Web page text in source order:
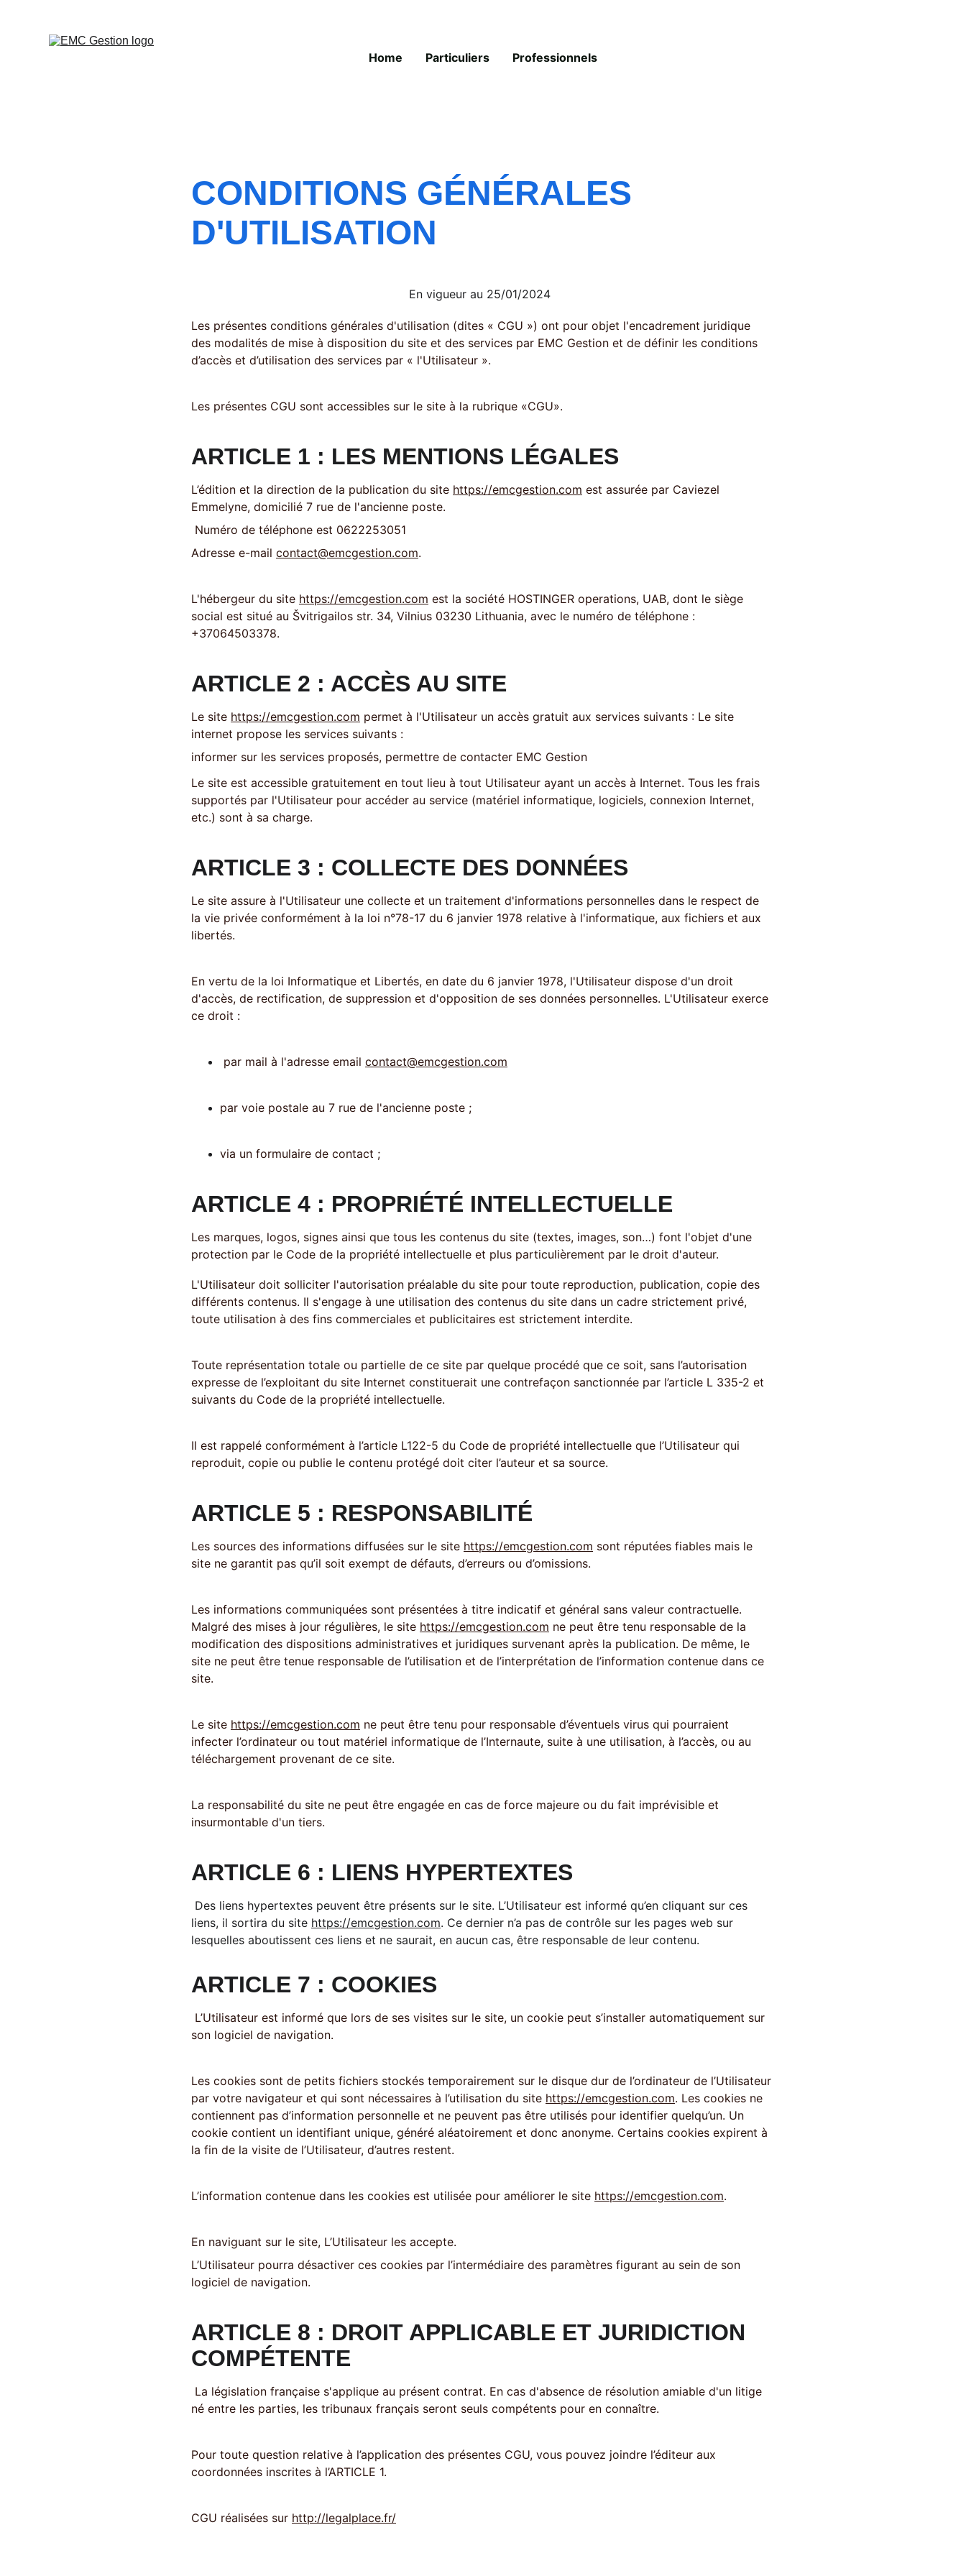
Home Particuliers Professionnels
CONDITIONS GÉNÉRALES
D'UTILISATION
Les présentes conditions générales d'utilisation (dites « CGU ») ont pour objet l'encadrement juridique
des modalités de mise à disposition du site et des services par EMC Gestion et de définir les conditions
d’accès et d’utilisation des services par « l'Utilisateur ».
Les présentes CGU sont accessibles sur le site à la rubrique «CGU».
ARTICLE 1 : LES MENTIONS LÉGALES
L’édition et la direction de la publication du site https://emcgestion.com est assurée par Caviezel
Emmelyne, domicilié 7 rue de l'ancienne poste.
Numéro de téléphone est 0622253051
Adresse e-mail contact@emcgestion.com.
L'hébergeur du site https://emcgestion.com est la société HOSTINGER operations, UAB, dont le siège
social est situé au Švitrigailos str. 34, Vilnius 03230 Lithuania, avec le numéro de téléphone :
+37064503378.
ARTICLE 2 : ACCÈS AU SITE
Le site https://emcgestion.com permet à l'Utilisateur un accès gratuit aux services suivants : Le site
internet propose les services suivants :
informer sur les services proposés, permettre de contacter EMC Gestion
Le site est accessible gratuitement en tout lieu à tout Utilisateur ayant un accès à Internet. Tous les frais
supportés par l'Utilisateur pour accéder au service (matériel informatique, logiciels, connexion Internet,
etc.) sont à sa charge.
ARTICLE 3 : COLLECTE DES DONNÉES
Le site assure à l'Utilisateur une collecte et un traitement d'informations personnelles dans le respect de
la vie privée conformément à la loi n°78-17 du 6 janvier 1978 relative à l'informatique, aux fichiers et aux
libertés.
En vertu de la loi Informatique et Libertés, en date du 6 janvier 1978, l'Utilisateur dispose d'un droit
d'accès, de rectification, de suppression et d'opposition de ses données personnelles. L'Utilisateur exerce
ce droit :
par mail à l'adresse email contact@emcgestion.com
par voie postale au 7 rue de l'ancienne poste ;
via un formulaire de contact ;
ARTICLE 4 : PROPRIÉTÉ INTELLECTUELLE
Les marques, logos, signes ainsi que tous les contenus du site (textes, images, son…) font l'objet d'une
protection par le Code de la propriété intellectuelle et plus particulièrement par le droit d'auteur.
L'Utilisateur doit solliciter l'autorisation préalable du site pour toute reproduction, publication, copie des
différents contenus. Il s'engage à une utilisation des contenus du site dans un cadre strictement privé,
toute utilisation à des fins commerciales et publicitaires est strictement interdite.
Toute représentation totale ou partielle de ce site par quelque procédé que ce soit, sans l’autorisation
expresse de l’exploitant du site Internet constituerait une contrefaçon sanctionnée par l’article L 335-2 et
suivants du Code de la propriété intellectuelle.
Il est rappelé conformément à l’article L122-5 du Code de propriété intellectuelle que l’Utilisateur qui
reproduit, copie ou publie le contenu protégé doit citer l’auteur et sa source.
ARTICLE 5 : RESPONSABILITÉ
Les sources des informations diffusées sur le site https://emcgestion.com sont réputées fiables mais le
site ne garantit pas qu’il soit exempt de défauts, d’erreurs ou d’omissions.
Les informations communiquées sont présentées à titre indicatif et général sans valeur contractuelle.
Malgré des mises à jour régulières, le site https://emcgestion.com ne peut être tenu responsable de la
modification des dispositions administratives et juridiques survenant après la publication. De même, le
site ne peut être tenue responsable de l’utilisation et de l’interprétation de l’information contenue dans ce
site.
Le site https://emcgestion.com ne peut être tenu pour responsable d’éventuels virus qui pourraient
infecter l’ordinateur ou tout matériel informatique de l’Internaute, suite à une utilisation, à l’accès, ou au
téléchargement provenant de ce site.
La responsabilité du site ne peut être engagée en cas de force majeure ou du fait imprévisible et
insurmontable d'un tiers.
ARTICLE 6 : LIENS HYPERTEXTES
liens, il sortira du site https://emcgestion.com. Ce dernier n’a pas de contrôle sur les pages web sur
lesquelles aboutissent ces liens et ne saurait, en aucun cas, être responsable de leur contenu.
ARTICLE 7 : COOKIES
son logiciel de navigation.
Les cookies sont de petits fichiers stockés temporairement sur le disque dur de l’ordinateur de l’Utilisateur
par votre navigateur et qui sont nécessaires à l’utilisation du site https://emcgestion.com. Les cookies ne
contiennent pas d’information personnelle et ne peuvent pas être utilisés pour identifier quelqu’un. Un
cookie contient un identifiant unique, généré aléatoirement et donc anonyme. Certains cookies expirent à
la fin de la visite de l’Utilisateur, d’autres restent.
L’information contenue dans les cookies est utilisée pour améliorer le site https://emcgestion.com.
En naviguant sur le site, L’Utilisateur les accepte.
L’Utilisateur pourra désactiver ces cookies par l’intermédiaire des paramètres figurant au sein de son
logiciel de navigation.
ARTICLE 8 : DROIT APPLICABLE ET JURIDICTION
COMPÉTENTE
né entre les parties, les tribunaux français seront seuls compétents pour en connaître.
Pour toute question relative à l’application des présentes CGU, vous pouvez joindre l’éditeur aux
coordonnées inscrites à l’ARTICLE 1.
CGU réalisées sur http://legalplace.fr/
En vigueur au 25/01/2024